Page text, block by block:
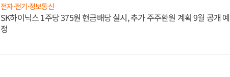
전자·전기·정보통신
SK하이닉스 1주당 375원 현금배당 실시, 추가 주주환원 계획 9월 공개 예
정